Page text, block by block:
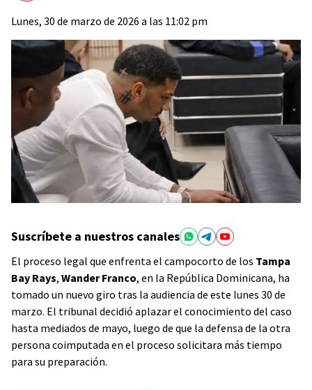
Lunes, 30 de marzo de 2026 a las 11:02 pm
Suscríbete a nuestros canales
El proceso legal que enfrenta el campocorto de los Tampa
Bay Rays, Wander Franco, en la República Dominicana, ha
tomado un nuevo giro tras la audiencia de este lunes 30 de
marzo. El tribunal decidió aplazar el conocimiento del caso
hasta mediados de mayo, luego de que la defensa de la otra
persona coimputada en el proceso solicitara más tiempo
para su preparación.